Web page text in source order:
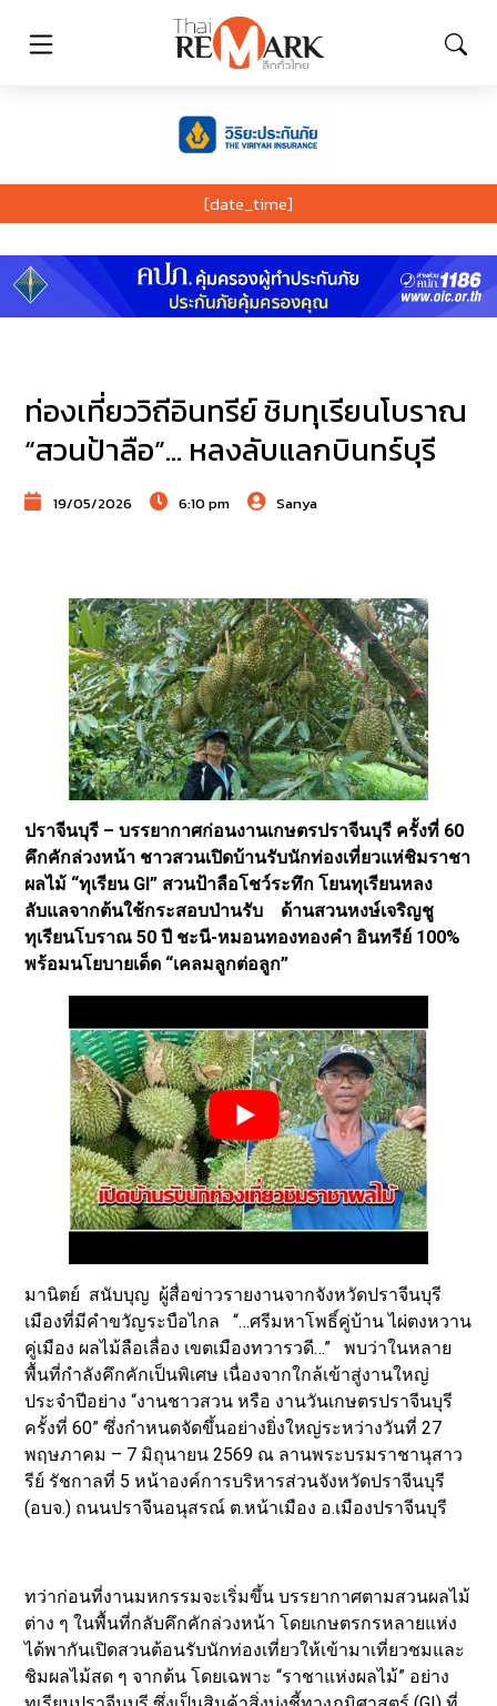
[date_time]
ท่องเที่ยววิถีอินทรีย์ ชิมทุเรียนโบราณ
“สวนป้าลือ”… หลงลับแลกบินทร์บุรี
19/05/2026 6:10 pm Sanya
ปราจีนบุรี – บรรยากาศก่อนงานเกษตรปราจีนบุรี ครั้งที่ 60
คึกคักล่วงหน้า ชาวสวนเปิดบ้านรับนักท่องเที่ยวแห่ชิมราชา
ผลไม้ “ทุเรียน GI” สวนป้าลือโชว์ระทึก โยนทุเรียนหลง
ลับแลจากต้นใช้กระสอบป่านรับ ด้านสวนหงษ์เจริญชู
ทุเรียนโบราณ 50 ปี ชะนี-หมอนทองทองคำ อินทรีย์ 100%
พร้อมนโยบายเด็ด “เคลมลูกต่อลูก”
มานิตย์ สนับบุญ ผู้สื่อข่าวรายงานจากจังหวัดปราจีนบุรี
เมืองที่มีคำขวัญระบือไกล “…ศรีมหาโพธิ์คู่บ้าน ไผ่ตงหวาน
คู่เมือง ผลไม้ลือเลื่อง เขตเมืองทวารวดี…” พบว่าในหลาย
พื้นที่กำลังคึกคักเป็นพิเศษ เนื่องจากใกล้เข้าสู่งานใหญ่
ประจำปีอย่าง “งานชาวสวน หรือ งานวันเกษตรปราจีนบุรี
ครั้งที่ 60” ซึ่งกำหนดจัดขึ้นอย่างยิ่งใหญ่ระหว่างวันที่ 27
พฤษภาคม – 7 มิถุนายน 2569 ณ ลานพระบรมราชานุสาว
รีย์ รัชกาลที่ 5 หน้าองค์การบริหารส่วนจังหวัดปราจีนบุรี
(อบจ.) ถนนปราจีนอนุสรณ์ ต.หน้าเมือง อ.เมืองปราจีนบุรี
ทว่าก่อนที่งานมหกรรมจะเริ่มขึ้น บรรยากาศตามสวนผลไม้
ต่าง ๆ ในพื้นที่กลับคึกคักล่วงหน้า โดยเกษตรกรหลายแห่ง
ได้พากันเปิดสวนต้อนรับนักท่องเที่ยวให้เข้ามาเที่ยวชมและ
ชิมผลไม้สด ๆ จากต้น โดยเฉพาะ “ราชาแห่งผลไม้” อย่าง